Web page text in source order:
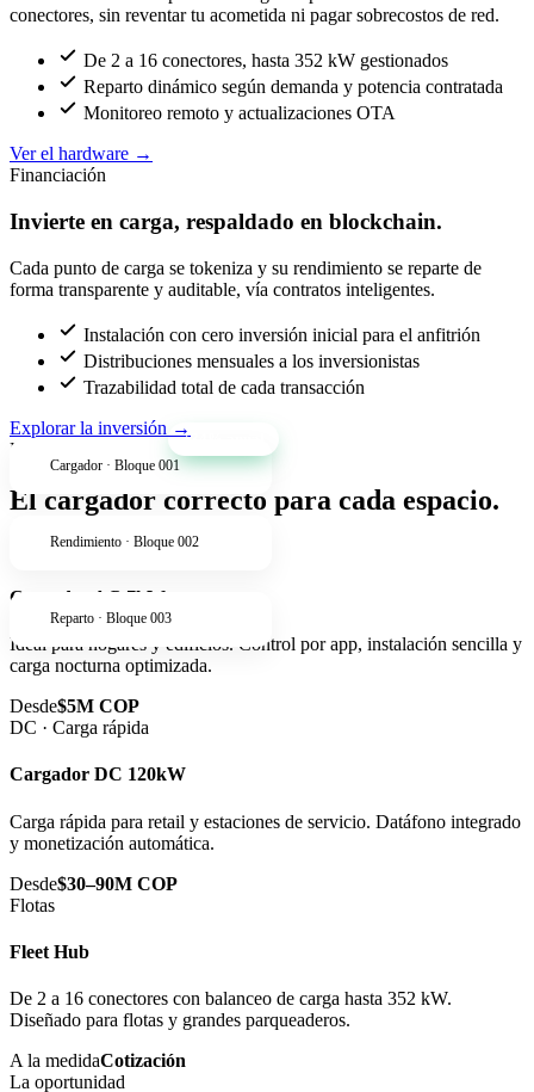
conectores, sin reventar tu acometida ni pagar sobrecostos de red.
De 2 a 16 conectores, hasta 352 kW gestionados
Reparto dinámico según demanda y potencia contratada
Monitoreo remoto y actualizaciones OTA
Ver el hardware →
Financiación
Invierte en carga, respaldado en blockchain.
Cada punto de carga se tokeniza y su rendimiento se reparte de
forma transparente y auditable, vía contratos inteligentes.
Instalación con cero inversión inicial para el anfitrión
Distribuciones mensuales a los inversionistas
Trazabilidad total de cada transacción
Explorar la inversión →
+34% anual
Cargador · Bloque 001
Rendimiento · Bloque 002
Reparto · Bloque 003
Productos
El cargador correcto para cada espacio.
AC · Residencial
Cargador AC 7kW
Ideal para hogares y edificios. Control por app, instalación sencilla y
carga nocturna optimizada.
Desde$5M COP
DC · Carga rápida
Cargador DC 120kW
Carga rápida para retail y estaciones de servicio. Datáfono integrado
y monetización automática.
Desde$30–90M COP
Flotas
Fleet Hub
De 2 a 16 conectores con balanceo de carga hasta 352 kW.
Diseñado para flotas y grandes parqueaderos.
A la medidaCotización
La oportunidad